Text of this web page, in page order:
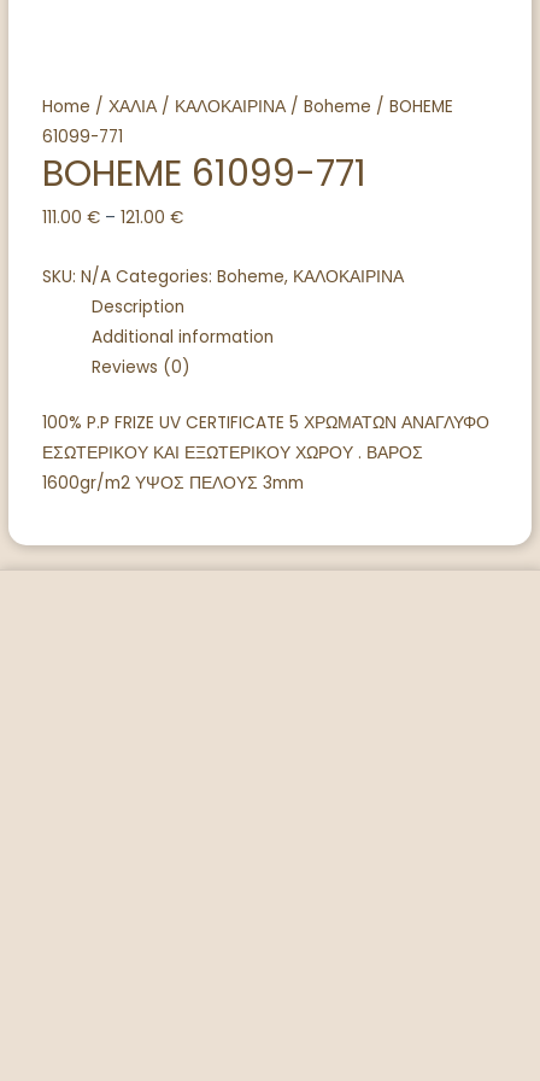
Home / ΧΑΛΙΑ/ ΚΑΛΟΚΑΙΡΙΝΑ/ Boheme / BOHEME
61099-771
BOHEME 61099-771
111.00 €– 121.00 €
SKU: N/A Categories: Boheme, ΚΑΛΟΚΑΙΡΙΝΑ
Description
Additional information
Reviews (0)
100% P.P FRIZE UV CERTIFICATE 5 ΧΡΩΜΑΤΩΝ ΑΝΑΓΛΥΦΟ
ΕΣΩΤΕΡΙΚΟΥ ΚΑΙ ΕΞΩΤΕΡΙΚΟΥ ΧΩΡΟΥ . ΒΑΡΟΣ
1600gr/m2 ΥΨΟΣ ΠΕΛΟΥΣ 3mm